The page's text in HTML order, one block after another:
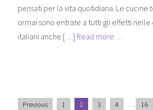
pensati per la vita quotidiana. Le cucine
ormai sono entrate a tutti gli effetti nelle
italiani anche […] Read more…
Previous 1 2 3 4 … 16